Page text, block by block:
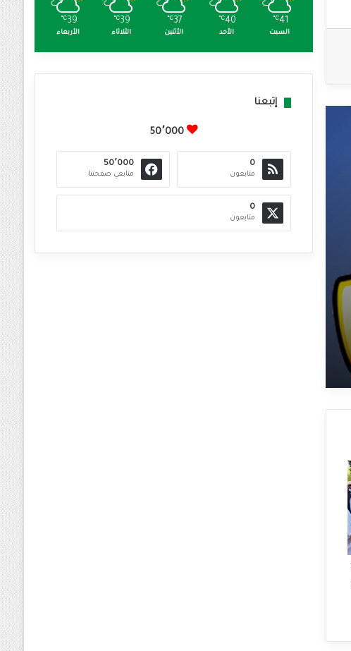
41
℃
السبت
40
℃
الأحد
37
℃
الأثنين
39
℃
الثلاثاء
39
℃
الأربعاء
إتبعنا
50٬000
0
متابعون
50٬000
متابعي صفحتنا
0
متابعون